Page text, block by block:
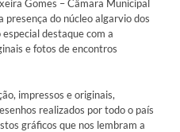
Gomes – Câmara Municipal
do núcleo algarvio dos
destaque com a
e fotos de encontros
impressos e originais,
realizados por todo o país
gráficos que nos lembram a